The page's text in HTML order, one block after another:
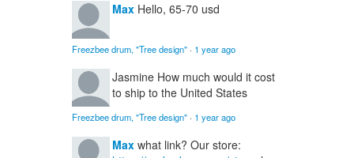
Max Hello, 65-70 usd
Freezbee drum, "Tree design" · 1 year ago
Jasmine How much would it cost
to ship to the United States
Freezbee drum, "Tree design" · 1 year ago
Max what link? Our store: